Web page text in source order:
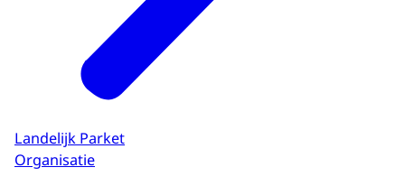
Landelijk Parket
Organisatie